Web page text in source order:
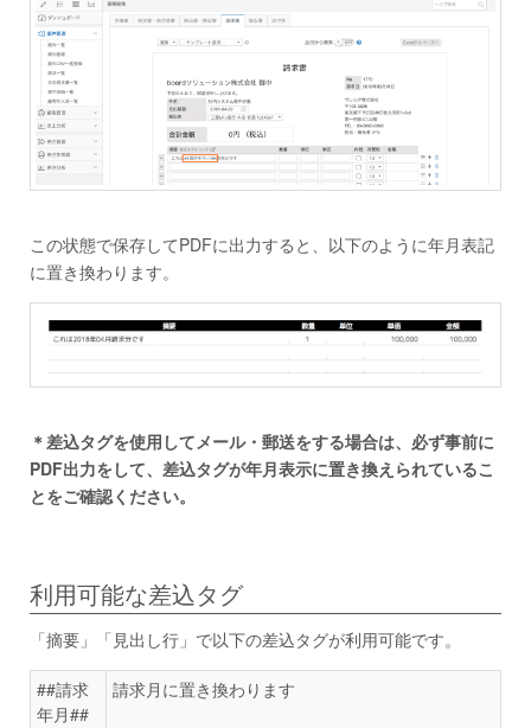
この状態で保存してPDFに出力すると、以下のように年月表記
に置き換わります。
＊差込タグを使用してメール・郵送をする場合は、必ず事前に
PDF出力をして、差込タグが年月表示に置き換えられているこ
とをご確認ください。
利用可能な差込タグ
「摘要」「見出し行」で以下の差込タグが利用可能です。
##請求
年月##
請求月に置き換わります